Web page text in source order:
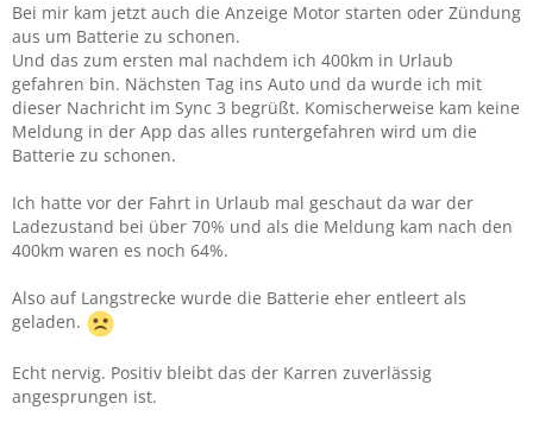
Bei mir kam jetzt auch die Anzeige Motor starten oder Zündung
aus um Batterie zu schonen.
Und das zum ersten mal nachdem ich 400km in Urlaub
gefahren bin. Nächsten Tag ins Auto und da wurde ich mit
dieser Nachricht im Sync 3 begrüßt. Komischerweise kam keine
Meldung in der App das alles runtergefahren wird um die
Batterie zu schonen.
Ich hatte vor der Fahrt in Urlaub mal geschaut da war der
Ladezustand bei über 70% und als die Meldung kam nach den
400km waren es noch 64%.
Also auf Langstrecke wurde die Batterie eher entleert als
geladen.
Echt nervig. Positiv bleibt das der Karren zuverlässig
angesprungen ist.